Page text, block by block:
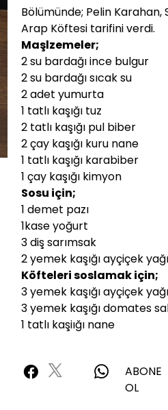
Bölümünde; Pelin Karahan,
Arap Köftesi tarifini verdi.
Maşlzemeler;
2 su bardağı ince bulgur
2 su bardağı sıcak su
2 adet yumurta
1 tatlı kaşığı tuz
2 tatlı kaşığı pul biber
2 çay kaşığı kuru nane
1 tatlı kaşığı karabiber
1 çay kaşığı kimyon
Sosu için;
1 demet pazı
1kase yoğurt
3 diş sarımsak
2 yemek kaşığı ayçiçek yağı
Köfteleri soslamak için;
3 yemek kaşığı ayçiçek yağı
3 yemek kaşığı domates
1 tatlı kaşiığı nane
ABONE
OL